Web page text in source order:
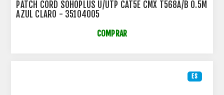
PATCH CORD SOHOPLUS U/UTP CAT5E CMX T568A/B 0.5M
AZUL CLARO - 35104005
COMPRAR
ES